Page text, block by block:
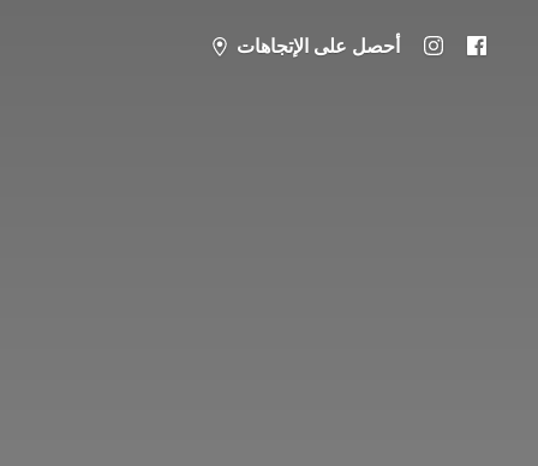
أحصل على الإتجاهات